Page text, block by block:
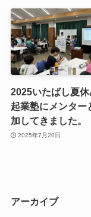
2025いたばし夏休
起業塾にメンター
加してきました。
2025年7月20日
アーカイブ